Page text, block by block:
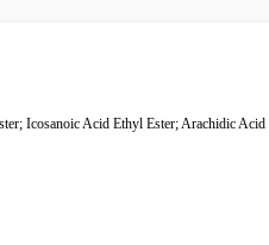
Icosanoic Acid Ethyl Ester; Arachidic